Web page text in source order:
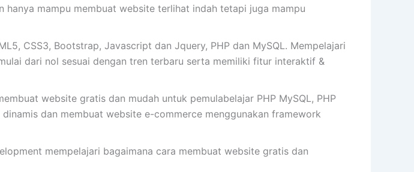
hanya mampu membuat website terlihat indah tetapi juga mampu
CSS3, Bootstrap, Javascript dan Jquery, PHP dan MySQL. Mempelajari
dari nol sesuai dengan tren terbaru serta memiliki fitur interaktif &
website gratis dan mudah untuk pemulabelajar PHP MySQL, PHP
dan membuat website e-commerce menggunakan framework
mempelajari bagaimana cara membuat website gratis dan